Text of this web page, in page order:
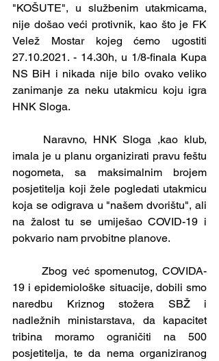
"KOŠUTE", u službenim utakmicama,
nije došao veći protivnik, kao što je FK
Velež Mostar kojeg ćemo ugostiti
27.10.2021. - 14.30h, u 1/8-finala Kupa
NS BiH i nikada nije bilo ovako veliko
zanimanje za neku utakmicu koju igra
HNK Sloga.
imala je u planu organizirati pravu feštu
nogometa, sa maksimalnim brojem
posjetitelja koji žele pogledati utakmicu
koja se odigrava u "našem dvorištu", ali
na žalost tu se umiješao COVID-19 i
pokvario nam prvobitne planove.
	Zbog već spomenutog, COVIDA-
19 i epidemiološke situacije, dobili smo
naredbu Kriznog stožera SBŽ i
nadležnih ministarstava, da kapacitet
tribina moramo ograničiti na 500
posjetitelja, te da nema organiziranog